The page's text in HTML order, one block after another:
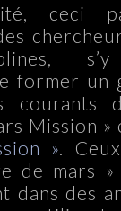
ceci
s’y
former un
Mission
» .
de mars
dans des